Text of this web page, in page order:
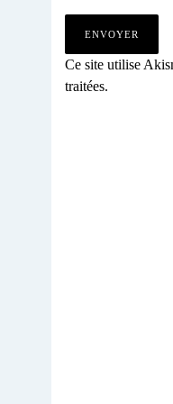
Ce site utilise
traitées.